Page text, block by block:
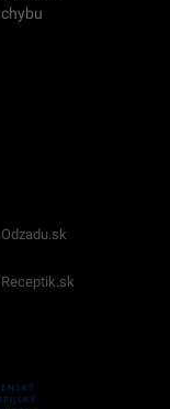
chybu
Odzadu.sk
Receptik.sk